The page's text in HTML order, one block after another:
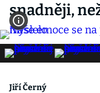
snadněji,
Jiří Černý